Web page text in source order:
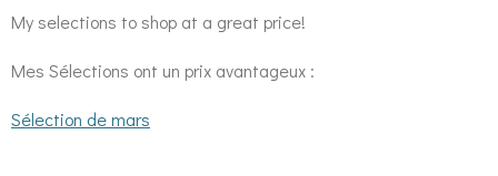
My selections to shop at a great price!
Mes Sélections ont un prix avantageux :
Sélection de mars